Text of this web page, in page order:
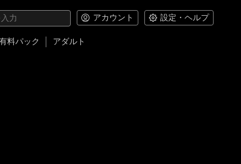
アカウント 設定・ヘルプ
料パック アダルト